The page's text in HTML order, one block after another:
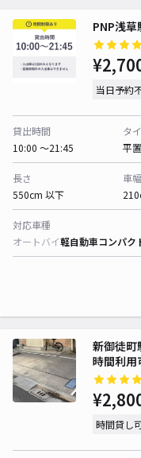
PNP浅
当日予約
貸出時間
10:00 〜21:45
タ
平
長さ
550cm 以下
車幅
対応車種
オートバイ軽自動車コンパク
新御徒
時間利用
時間貸し